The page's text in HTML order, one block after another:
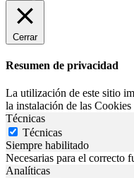
Cerrar
Resumen de privacidad
La utilización de este sitio
la instalación de las
Técnicas
Técnicas
Siempre habilitado
Necesarias para el correcto
Analíticas